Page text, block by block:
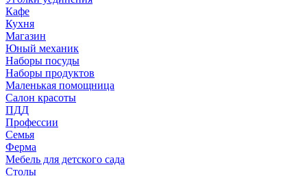
Кафе
Кухня
Магазин
Юный механик
Наборы посуды
Наборы продуктов
Маленькая помощница
Салон красоты
ПДД
Профессии
Семья
Ферма
Мебель для детского сада
Столы